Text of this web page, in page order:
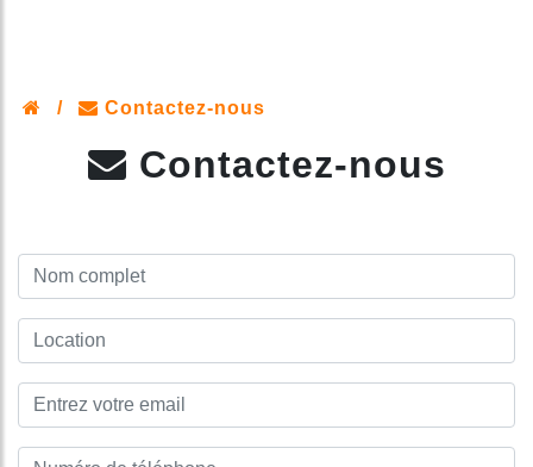
/ Contactez-nous
Contactez-nous